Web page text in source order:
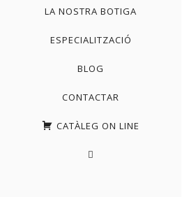
LA NOSTRA BOTIGA
ESPECIALITZACIÓ
BLOG
CONTACTAR
CATÀLEG ON LINE